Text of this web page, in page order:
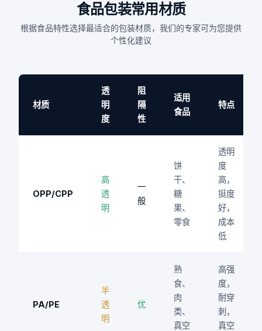
食品包装常用材质
根据食品特性选择最适合的包装材质，我们的专家可为您提供
个性化建议
材质
透
明
度
阻
隔
性
适用
食品
特点
OPP/CPP
高
透
明
一
般
饼
干、
糖
果、
零食
透明
度
高，
挺度
好，
成本
低
PA/PE
半
透
明
优
熟
食、
肉
类、
真空
高强
度，
耐穿
刺，
真空